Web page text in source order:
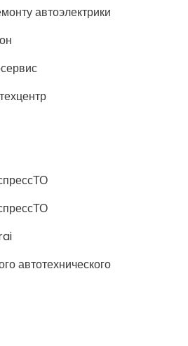
автоэлектрики
автотехнического